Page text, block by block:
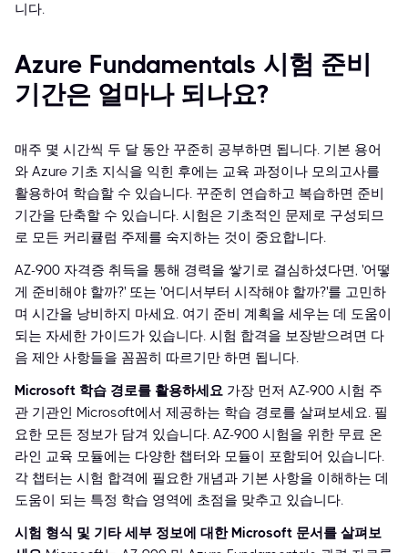
니다.
Azure Fundamentals 시험 준비
기간은 얼마나 되나요?
매주 몇 시간씩 두 달 동안 꾸준히 공부하면 됩니다. 기본 용어
와 Azure 기초 지식을 익힌 후에는 교육 과정이나 모의고사를
활용하여 학습할 수 있습니다. 꾸준히 연습하고 복습하면 준비
기간을 단축할 수 있습니다. 시험은 기초적인 문제로 구성되므
로 모든 커리큘럼 주제를 숙지하는 것이 중요합니다.
AZ-900 자격증 취득을 통해 경력을 쌓기로 결심하셨다면, '어떻
게 준비해야 할까?' 또는 '어디서부터 시작해야 할까?'를 고민하
며 시간을 낭비하지 마세요. 여기 준비 계획을 세우는 데 도움이
되는 자세한 가이드가 있습니다. 시험 합격을 보장받으려면 다
음 제안 사항들을 꼼꼼히 따르기만 하면 됩니다.
Microsoft 학습 경로를 활용하세요 가장 먼저 AZ-900 시험 주
관 기관인 Microsoft에서 제공하는 학습 경로를 살펴보세요. 필
요한 모든 정보가 담겨 있습니다. AZ-900 시험을 위한 무료 온
라인 교육 모듈에는 다양한 챕터와 모듈이 포함되어 있습니다.
각 챕터는 시험 합격에 필요한 개념과 기본 사항을 이해하는 데
도움이 되는 특정 학습 영역에 초점을 맞추고 있습니다.
시험 형식 및 기타 세부 정보에 대한 Microsoft 문서를 살펴보